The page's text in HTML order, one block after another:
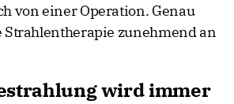
von einer Operation. Genau
zunehmend an
wird immer